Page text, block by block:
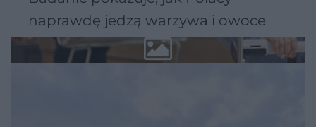
naprawdę jedzą warzywa i owoce